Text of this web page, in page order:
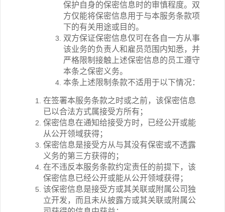
保护自身的保密信息时的审慎程度。双
方仅能将保密信息用于与本服务条款项
下的有关用途或目的。
双方保证保密信息仅可在各自一方从事
该业务的负责人和雇员范围内知悉，并
严格限制接触上述保密信息的员工遵守
本条之保密义务。
本条上述限制条款不适用于以下情况：
在签署本服务条款之时或之前，该保密信息
已以合法方式属接受方所有；
保密信息在通知给接受方时，已经公开或能
从公开领域获得；
保密信息是接受方从与其没有保密或不透露
义务的第三方获得的；
在不违反本服务条款约定责任的前提下，该
保密信息已经公开或能从公开领域获得；
该保密信息是接受方或其关联或附属公司独
立开发，而且未从披露方或其关联或附属公